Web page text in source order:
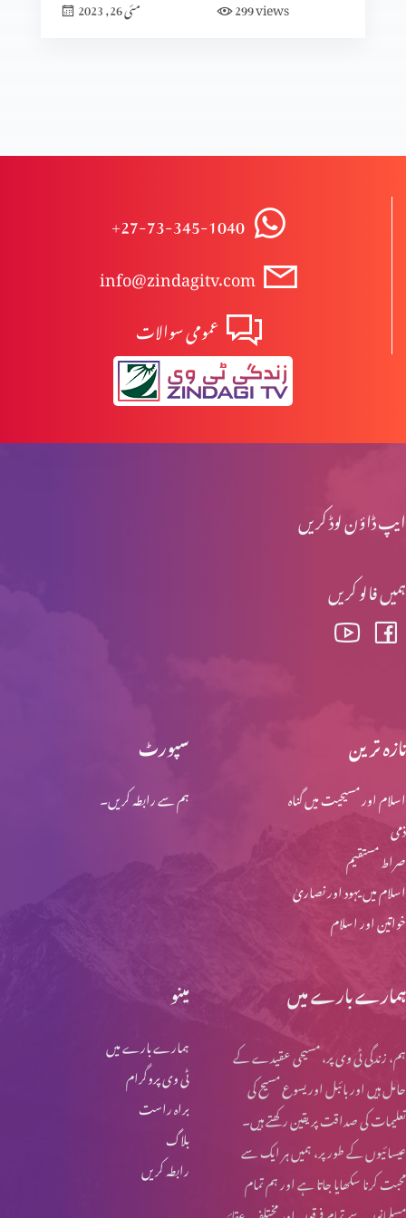
مئی 26, 2023 299views
+27-73-345-1040
info@zindagitv.com
عمومی سوالات
ایپ ڈاؤن لوڈ کریں
ہمیں فالو کریں
سپورٹ
ہم سے رابطہ کریں۔
تازہ ترین
اسلام اور مسیحیت میں گناہ
ذمی
صراط مستقیم
اسلام میں یہود اور نصاریٰ
خواتین اور اسلام
مینو
ہمارے بارے میں
ٹی وی پروگرام
براہ راست
بلاگ
رابطہ کریں
ہمارے بارے میں
ہم، زندگی ٹی وی پر، مسیحی عقیدے کے
حامل ہیں اور بائبل اور یسوع مسیح کی
تعلیمات کی صداقت پر یقین رکھتے ہیں۔
عیسائیوں کے طور پر، ہمیں ہر ایک سے
محبت کرنا سکھایا جاتا ہے اور ہم تمام